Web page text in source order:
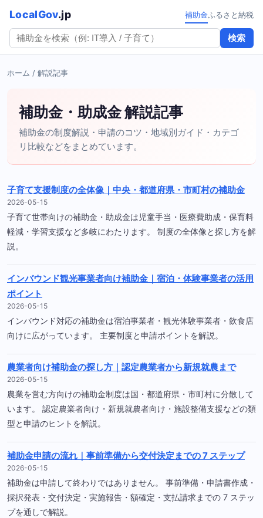
LocalGov.jp
検索
補助金ふるさと納税
ホーム / 解説記事
補助金・助成金 解説記事
補助金の制度解説・申請のコツ・地域別ガイド・カテゴ
リ比較などをまとめています。
子育て支援制度の全体像｜中央・都道府県・市町村の補助金
2026-05-15
子育て世帯向けの補助金・助成金は児童手当・医療費助成・保育料
軽減・学習支援など多岐にわたります。 制度の全体像と探し方を解
説。
インバウンド観光事業者向け補助金｜宿泊・体験事業者の活用
ポイント
2026-05-15
インバウンド対応の補助金は宿泊事業者・観光体験事業者・飲食店
向けに広がっています。 主要制度と申請ポイントを解説。
農業者向け補助金の探し方｜認定農業者から新規就農まで
2026-05-15
農業を営む方向けの補助金制度は国・都道府県・市町村に分散して
います。 認定農業者向け・新規就農者向け・施設整備支援などの類
型と申請のヒントを解説。
補助金申請の流れ｜事前準備から交付決定までの 7 ステップ
2026-05-15
補助金は申請して終わりではありません。 事前準備・申請書作成・
採択発表・交付決定・実施報告・額確定・支払請求までの 7 ステッ
プを通しで解説。